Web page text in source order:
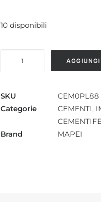
10 disponibili
SKU
CEM0PL88
Categorie
CEMENTI,
Brand
MAPEI